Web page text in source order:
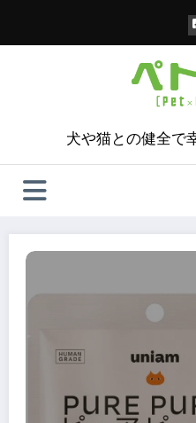
犬や猫との健全で